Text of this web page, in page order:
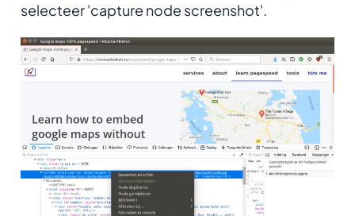
selecteer 'capture node screenshot'.